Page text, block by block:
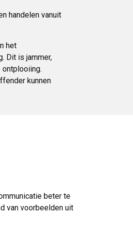
handelen vanuit
het
Dit is jammer,
kunnen
beter te
van voorbeelden uit